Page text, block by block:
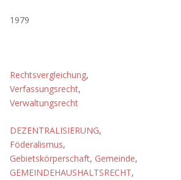
1979
Rechtsvergleichung,
Verfassungsrecht,
Verwaltungsrecht
DEZENTRALISIERUNG,
Föderalismus,
Gebietskörperschaft, Gemeinde,
GEMEINDEHAUSHALTSRECHT,